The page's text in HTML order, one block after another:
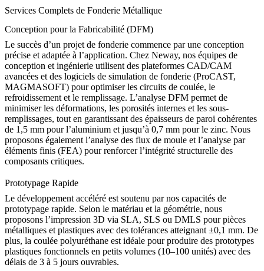
Services Complets de Fonderie Métallique
Conception pour la Fabricabilité (DFM)
Le succès d’un projet de fonderie commence par une conception
précise et adaptée à l’application. Chez Neway, nos équipes de
conception et ingénierie utilisent des plateformes CAD/CAM
avancées et des logiciels de simulation de fonderie (ProCAST,
MAGMASOFT) pour optimiser les circuits de coulée, le
refroidissement et le remplissage. L’analyse DFM permet de
minimiser les déformations, les porosités internes et les sous-
remplissages, tout en garantissant des épaisseurs de paroi cohérentes
de 1,5 mm pour l’aluminium et jusqu’à 0,7 mm pour le zinc. Nous
proposons également l’analyse des flux de moule et l’analyse par
éléments finis (FEA) pour renforcer l’intégrité structurelle des
composants critiques.
Prototypage Rapide
Le développement accéléré est soutenu par nos capacités de
prototypage rapide. Selon le matériau et la géométrie, nous
proposons l’impression 3D via SLA, SLS ou DMLS pour pièces
métalliques et plastiques avec des tolérances atteignant ±0,1 mm. De
plus, la coulée polyuréthane est idéale pour produire des prototypes
plastiques fonctionnels en petits volumes (10–100 unités) avec des
délais de 3 à 5 jours ouvrables.